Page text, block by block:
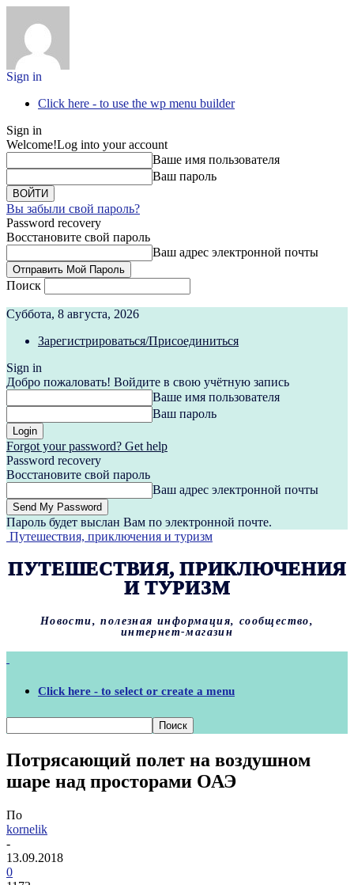
Sign in
Click here - to use the wp menu builder
Sign in
Welcome!Log into your account
Ваше имя пользователя
Ваш пароль
Вы забыли свой пароль?
Password recovery
Восстановите свой пароль
Ваш адрес электронной почты
Поиск
Суббота, 8 августа, 2026
Зарегистрироваться/Присоединиться
Sign in
Добро пожаловать! Войдите в свою учётную запись
Ваше имя пользователя
Ваш пароль
Forgot your password? Get help
Password recovery
Восстановите свой пароль
Ваш адрес электронной почты
Пароль будет выслан Вам по электронной почте.
Путешествия, приключения и туризм
ПУТЕШЕСТВИЯ, ПРИКЛЮЧЕНИЯ
И ТУРИЗМ
Новости, полезная информация, сообщество,
интернет-магазин
Click here - to select or create a menu
Потрясающий полет на воздушном
шаре над просторами ОАЭ
По
kornelik
-
13.09.2018
0